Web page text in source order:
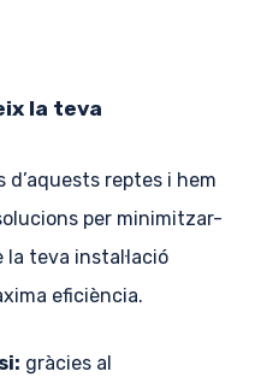
la teva
reptes i hem
per minimitzar-
la teva instal·lació
eficiència.
gràcies al